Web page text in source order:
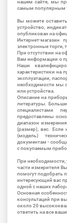
нашем сайте, мы
самым популярным
Вы можете
устройство,
опубликован на
Интернет-магазин
электронные торги,
При отсутствии на
Вам информации о
Наши
характеристики на
эксплуатации,
необходимости мы
или устройства.
Описание на
литературы.
специалистами
предоставлены
диапазон
(размер), вес. Если
(модель)
документам -
с покупаемым
При необходимости,
части измерителя
помогут подобрать
интересующий вас
одной с наших
Основная
консультаций при
около 20
ответить на все